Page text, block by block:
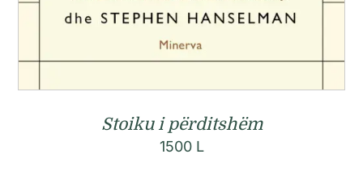
Stoiku i përditshëm
1500 L